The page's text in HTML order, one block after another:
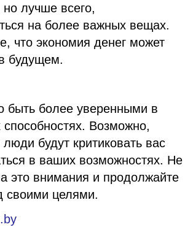
но лучше всего,
на более важных вещах.
что экономия денег может
будущем.
быть более уверенными в
способностях. Возможно,
будут критиковать вас
в ваших возможностях. Не
это внимания и продолжайте
своими целями.